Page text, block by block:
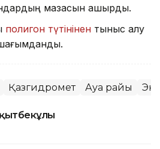
мазасын қашырды.
полигон түтінінен тыныс алу
Қазгидромет Ауа райы